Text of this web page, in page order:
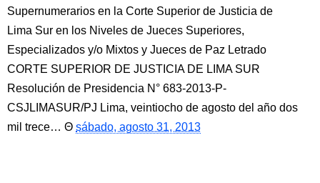
Supernumerarios en la Corte Superior de Justicia de
Lima Sur en los Niveles de Jueces Superiores,
Especializados y/o Mixtos y Jueces de Paz Letrado
CORTE SUPERIOR DE JUSTICIA DE LIMA SUR
Resolución de Presidencia N° 683-2013-P-
CSJLIMASUR/PJ Lima, veintiocho de agosto del año dos
mil trece…
sábado, agosto 31, 2013